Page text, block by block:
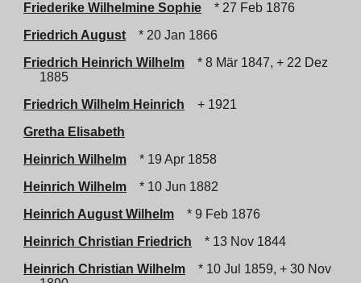
Friederike Wilhelmine Sophie
* 27 Feb 1876
Friedrich August
* 20 Jan 1866
Friedrich Heinrich Wilhelm
* 8 Mär 1847, + 22 Dez
1885
Friedrich Wilhelm Heinrich
+ 1921
Gretha Elisabeth
Heinrich Wilhelm
* 19 Apr 1858
Heinrich Wilhelm
* 10 Jun 1882
Heinrich August Wilhelm
* 9 Feb 1876
Heinrich Christian Friedrich
* 13 Nov 1844
Heinrich Christian Wilhelm
* 10 Jul 1859, + 30 Nov